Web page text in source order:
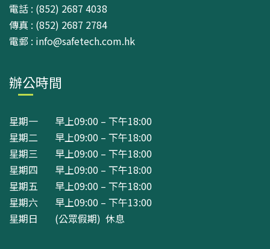
電話 : (852) 2687 4038
傳真 : (852) 2687 2784
電郵 : info@safetech.com.hk
辦公時間
星期一 早上09:00 – 下午18:00
星期二 早上09:00 – 下午18:00
星期三 早上09:00 – 下午18:00
星期四 早上09:00 – 下午18:00
星期五 早上09:00 – 下午18:00
星期六 早上09:00 – 下午13:00
星期日 (公眾假期) 休息